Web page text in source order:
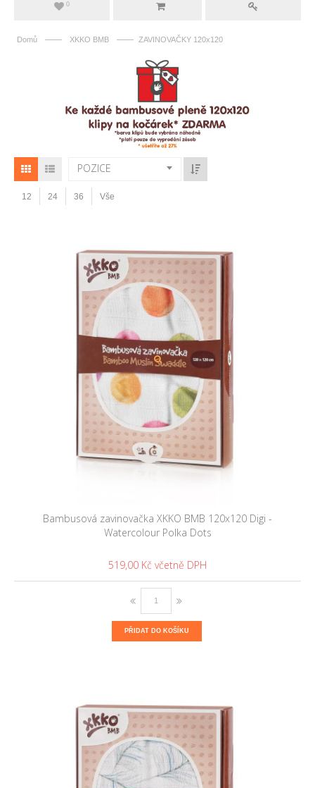
0
Domů —— XKKO BMB —— ZAVINOVAČKY 120x120
POZICE
12 24 36 Vše
Bambusová zavinovačka XKKO BMB 120x120 Digi -
Watercolour Polka Dots
519,00 Kč
PŘIDAT DO KOŠÍKU